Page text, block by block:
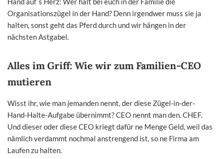
Organisationszügel in der Hand? Denn irgendwer muss sie ja
halten, sonst geht das Pferd durch und wir hängen in der
nächsten Astgabel.
Alles im Griff: Wie wir zum Familien-CEO
mutieren
Wisst ihr, wie man jemanden nennt, der diese Zügel-in-der-
Hand-Halte-Aufgabe übernimmt? CEO nennt man den. CHEF.
Und dieser oder diese CEO kriegt dafür ne Menge Geld, weil das
nämlich verdammt nochmal anstrengend ist, so ne Firma am
Laufen zu halten.